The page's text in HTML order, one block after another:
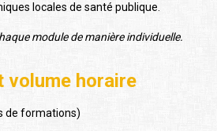
locales de santé publique.
module de manière individuelle.
volume horaire
de formations)